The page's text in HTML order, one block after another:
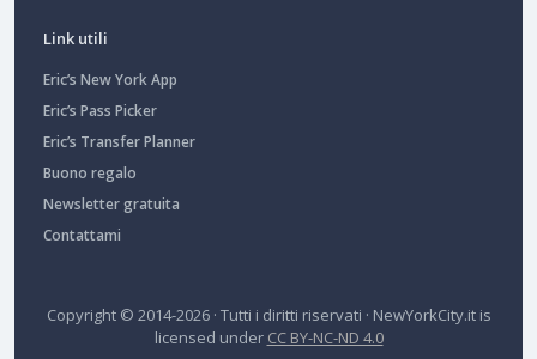
Link utili
Eric’s New York App
Eric’s Pass Picker
Eric’s Transfer Planner
Buono regalo
Newsletter gratuita
Contattami
Copyright © 2014-2026 · Tutti i diritti riservati · NewYorkCity.itis
licensed under CC BY-NC-ND 4.0